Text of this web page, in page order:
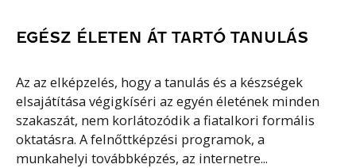
EGÉSZ ÉLETEN ÁT TARTÓ TANULÁS
Az az elképzelés, hogy a tanulás és a készségek
elsajátítása végigkíséri az egyén életének minden
szakaszát, nem korlátozódik a fiatalkori formális
oktatásra. A felnőttképzési programok, a
munkahelyi továbbképzés, az internetre...